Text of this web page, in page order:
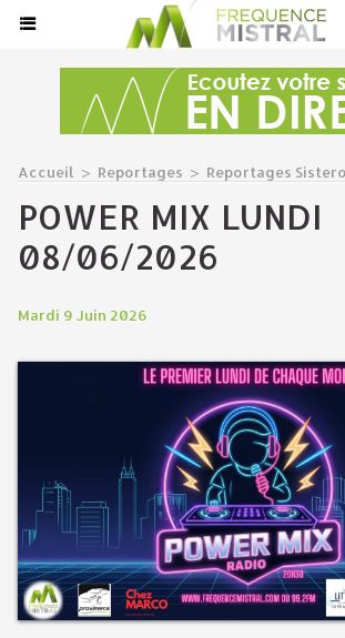
Accueil > Reportages > Reportages
POWER MIX LUNDI
08/06/2026
Mardi 9 Juin 2026